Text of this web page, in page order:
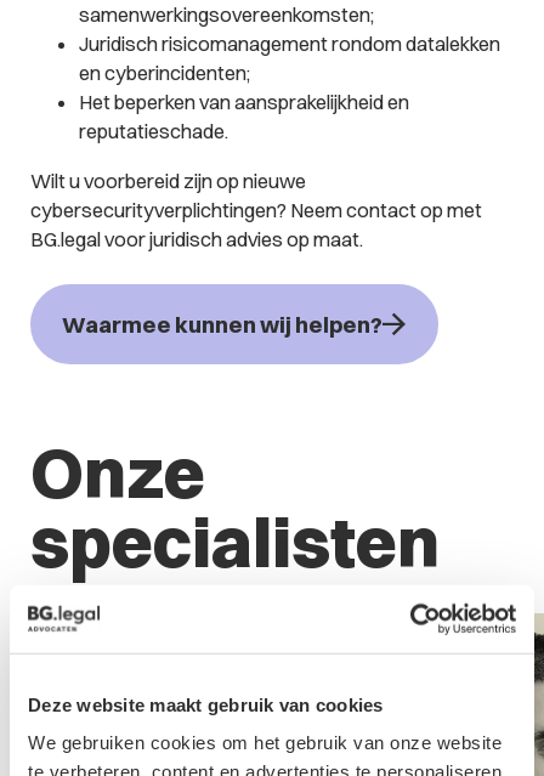
Deze website maakt gebruik van cookies
We gebruiken cookies om het gebruik van onze website
te verbeteren, content en advertenties te personaliseren,
samenwerkingsovereenkomsten;
Juridisch risicomanagement rondom datalekken
en cyberincidenten;
Het beperken van aansprakelijkheid en
reputatieschade.
Wilt u voorbereid zijn op nieuwe
cybersecurityverplichtingen? Neem contact op met
BG.legal voor juridisch advies op maat.
Waarmee kunnen wij helpen?
Onze
specialisten